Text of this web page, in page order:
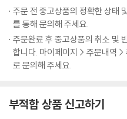
4. Chef 홍석천
다 줄게라면
불닭 소시지
아이 러브 유부
렛잇컵
삼국회담
털업 샐러드
셰프 9인의 시크릿 쿠킹 팁 & 비
‘냉부’의 대표 셰프 9인이 방송에
야기 등을 이 책을 통해 몽땅 공개
리뷰하며 ‘이때 냉장고에는 없었
했지만 제대로 만들었으면…’, ‘시
알려준다. 이러한 시크릿 쿠킹 팁
주문 전 중고상품의 정확한 상태
를 통해 문의해 주세요.
주문완료 후 중고상품의 취소 및
합니다. 마이페이지 > 주문내역
로 문의해 주세요.
부적합 상품 신고하기